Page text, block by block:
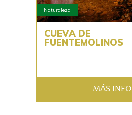
Naturaleza
CUEVA DE
FUENTEMOLINOS
MÁS INFO